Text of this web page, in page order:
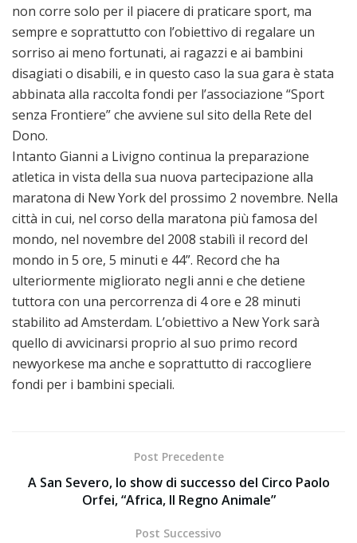
non corre solo per il piacere di praticare sport, ma
sempre e soprattutto con l’obiettivo di regalare un
sorriso ai meno fortunati, ai ragazzi e ai bambini
disagiati o disabili, e in questo caso la sua gara è stata
abbinata alla raccolta fondi per l’associazione “Sport
senza Frontiere” che avviene sul sito della Rete del
Dono.
Intanto Gianni a Livigno continua la preparazione
atletica in vista della sua nuova partecipazione alla
maratona di New York del prossimo 2 novembre. Nella
città in cui, nel corso della maratona più famosa del
mondo, nel novembre del 2008 stabilì il record del
mondo in 5 ore, 5 minuti e 44”. Record che ha
ulteriormente migliorato negli anni e che detiene
tuttora con una percorrenza di 4 ore e 28 minuti
stabilito ad Amsterdam. L’obiettivo a New York sarà
quello di avvicinarsi proprio al suo primo record
newyorkese ma anche e soprattutto di raccogliere
fondi per i bambini speciali.
Post Precedente
A San Severo, lo show di successo del Circo Paolo
Orfei, “Africa, Il Regno Animale”
Post Successivo